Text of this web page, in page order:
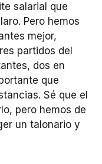
salarial que
Pero hemos
mejor,
partidos del
dos en
que
Sé que el
pero hemos de
un talonario y